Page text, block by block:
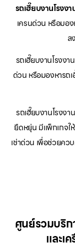
รถเฮี๊ยบงานโรง
เครนด่วน หรือมอ
ล
รถเฮี๊ยบงานโรงง
ด่วน หรือมองหารถ
รถเฮี๊ยบงานโรงง
ยืดหยุ่น มีแพ็กเกจใ
เช่าด่วน เพื่อช่วยคว
ศูนย์รวมบริก
และเ